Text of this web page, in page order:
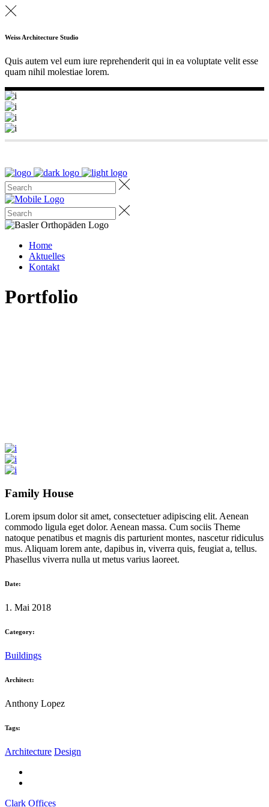
Weiss Architecture Studio
Quis autem vel eum iure reprehenderit qui in ea voluptate velit esse
quam nihil molestiae lorem.
Home
Aktuelles
Kontakt
Portfolio
Family House
Lorem ipsum dolor sit amet, consectetuer adipiscing elit. Aenean
commodo ligula eget dolor. Aenean massa. Cum sociis Theme
natoque penatibus et magnis dis parturient montes, nascetur ridiculus
mus. Aliquam lorem ante, dapibus in, viverra quis, feugiat a, tellus.
Phasellus viverra nulla ut metus varius laoreet.
Date:
1. Mai 2018
Category:
Buildings
Architect:
Anthony Lopez
Tags:
Architecture Design
Clark Offices